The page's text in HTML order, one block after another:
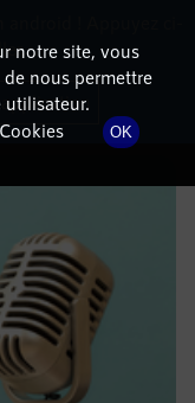
notre site, vous
nous permettre
utilisateur.
OK